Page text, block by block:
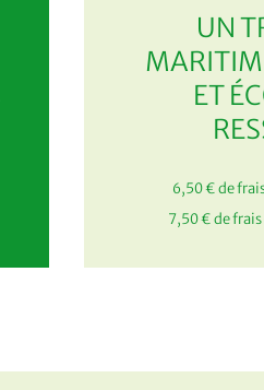
UN
ET
6,50 € de
7,50 € de